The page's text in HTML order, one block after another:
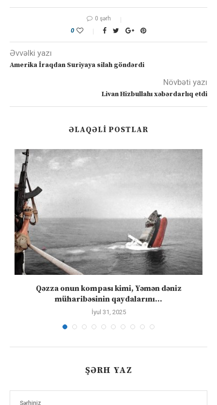
0 şərh
0
Əvvəlki yazı
Amerika İraqdan Suriyaya silah göndərdi
Növbəti yazı
Livan Hizbullahı xəbərdarlıq etdi
ƏLAQƏLI POSTLAR
Qəzza onun kompası kimi, Yəmən dəniz
müharibəsinin qaydalarını...
İyul 31, 2025
ŞƏRH YAZ